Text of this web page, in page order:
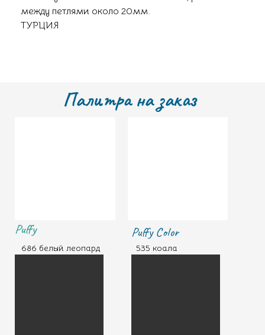
между петлями около 20мм.
ТУРЦИЯ
535 коала
686 белый леопард
Puffy Color
Puffy
Палитра на заказ